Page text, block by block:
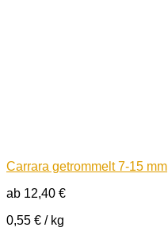
Carrara getrommelt 7-15 mm
ab 12,40 €
0,55 € / kg